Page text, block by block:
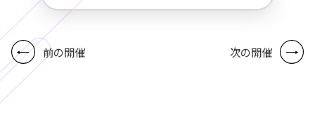
前の開催 次の開催